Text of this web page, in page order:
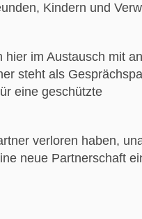
Kindern und
im Austausch mit
steht als
eine geschützte
verloren haben,
neue Partnerschaft